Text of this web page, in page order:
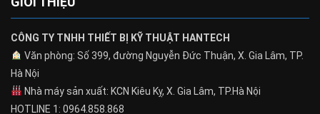
CÔNG TY TNHH THIẾT BỊ KỸ THUẬT HANTECH
Văn phòng: Số 399, đường Nguyễn Đức Thuận, X. Gia Lâm, TP.
Hà Nội
Nhà máy sản xuất: KCN Kiêu Kỵ, X. Gia Lâm, TP.Hà Nội
HOTLINE 1: 0964.858.868